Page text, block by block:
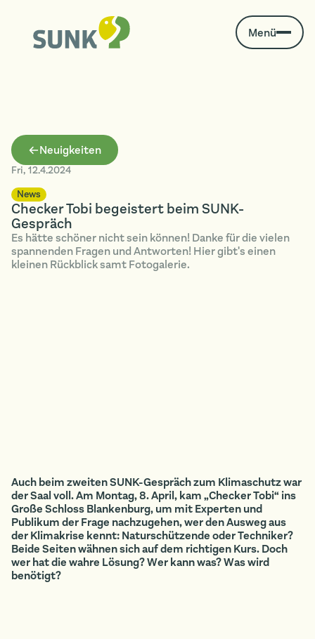
Menü
Neuigkeiten
Fri, 12.4.2024
News
Checker Tobi begeistert beim SUNK-
Gespräch
Es hätte schöner nicht sein können! Danke für die vielen
spannenden Fragen und Antworten! Hier gibt's einen
kleinen Rückblick samt Fotogalerie.
Auch beim zweiten SUNK-Gespräch zum Klimaschutz war
der Saal voll. Am Montag, 8. April, kam „Checker Tobi“ ins
Große Schloss Blankenburg, um mit Experten und
Publikum der Frage nachzugehen, wer den Ausweg aus
der Klimakrise kennt: Naturschützende oder Techniker?
Beide Seiten wähnen sich auf dem richtigen Kurs. Doch
wer hat die wahre Lösung? Wer kann was? Was wird
benötigt?